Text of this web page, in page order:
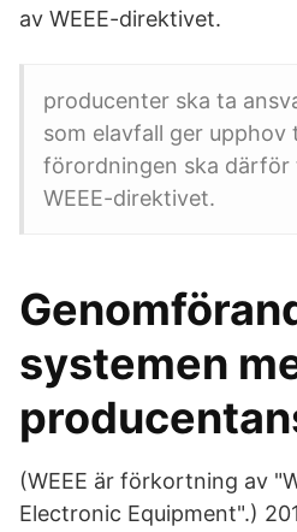
av WEEE-direktivet.
producenter ska ta
som elavfall ger upphov
förordningen ska därför
WEEE-direktivet.
systemen
(WEEE är förkortning av
Electronic Equipment".)